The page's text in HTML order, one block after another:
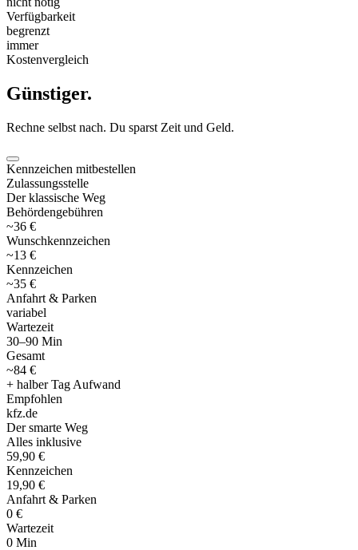
Verfügbarkeit
begrenzt
immer
Kostenvergleich
Günstiger.
Rechne selbst nach. Du sparst Zeit und Geld.
Kennzeichen mitbestellen
Zulassungsstelle
Der klassische Weg
Behördengebühren
~36 €
Wunschkennzeichen
~13 €
Kennzeichen
~35 €
Anfahrt & Parken
variabel
Wartezeit
30–90 Min
Gesamt
~84 €
+ halber Tag Aufwand
Empfohlen
kfz.de
Der smarte Weg
Alles inklusive
59,90 €
Kennzeichen
19,90 €
Anfahrt & Parken
0 €
Wartezeit
0 Min